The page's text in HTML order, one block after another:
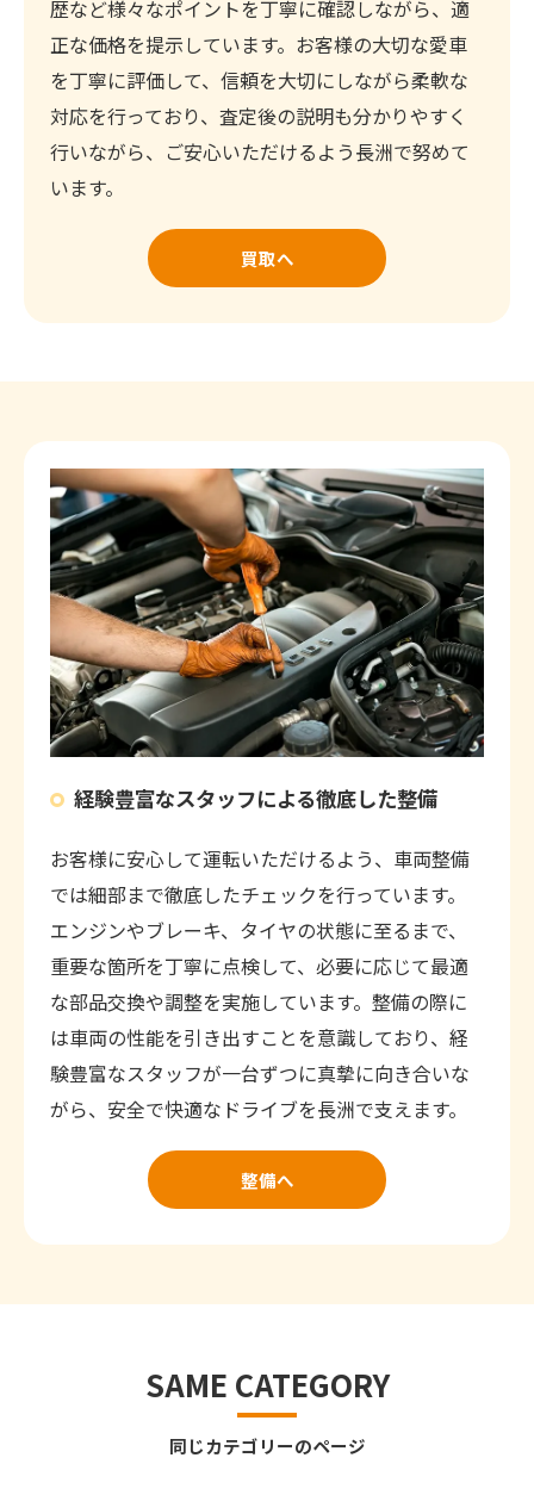
歴など様々なポイントを丁寧に確認しながら、適
正な価格を提示しています。お客様の大切な愛車
を丁寧に評価して、信頼を大切にしながら柔軟な
対応を行っており、査定後の説明も分かりやすく
行いながら、ご安心いただけるよう長洲で努めて
います。
買取へ
経験豊富なスタッフによる徹底した整備
お客様に安心して運転いただけるよう、車両整備
では細部まで徹底したチェックを行っています。
エンジンやブレーキ、タイヤの状態に至るまで、
重要な箇所を丁寧に点検して、必要に応じて最適
な部品交換や調整を実施しています。整備の際に
は車両の性能を引き出すことを意識しており、経
験豊富なスタッフが一台ずつに真摯に向き合いな
がら、安全で快適なドライブを長洲で支えます。
整備へ
同じカテゴリーのページ
SAME CATEGORY